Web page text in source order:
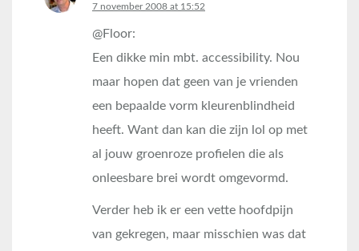
says:
7 november 2008 at 15:52
@Floor:
Een dikke min mbt. accessibility. Nou
maar hopen dat geen van je vrienden
een bepaalde vorm kleurenblindheid
heeft. Want dan kan die zijn lol op met
al jouw groenroze profielen die als
onleesbare brei wordt omgevormd.
Verder heb ik er een vette hoofdpijn
van gekregen, maar misschien was dat